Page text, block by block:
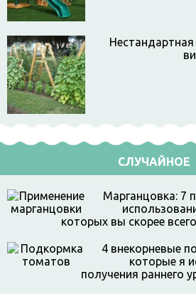
СЛУЧАЙНОЕ
Марганцовка: 7
которых вы скорее
4 внекорневые
которые я
получения раннего